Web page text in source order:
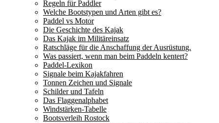
Regeln für Paddler
Welche Bootstypen und Arten gibt es?
Paddel vs Motor
Die Geschichte des Kajak
Das Kajak im Militäreinsatz
Ratschläge für die Anschaffung der Ausrüstung.
Was passiert, wenn man beim Paddeln kentert?
Paddel-Lexikon
Signale beim Kajakfahren
Tonnen Zeichen und Signale
Schilder und Tafeln
Das Flaggenalphabet
Windstärken-Tabelle
Bootsverleih Rostock